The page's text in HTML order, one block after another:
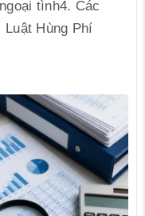
tình4. Các
Hùng Phí